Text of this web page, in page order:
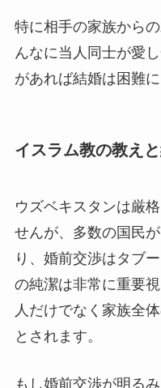
特に相手の家族から
んなに当人同士が愛
があれば結婚は困難に
イスラム教の教え
ウズベキスタンは厳
せんが、多数の国民
り、婚前交渉はタブ
の純潔は非常に重要
人だけでなく家族全
とされます。
もし婚前交渉が明る